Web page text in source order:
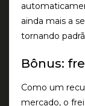
ainda mais a
tornando
Bônus:
Como um
mercado, o